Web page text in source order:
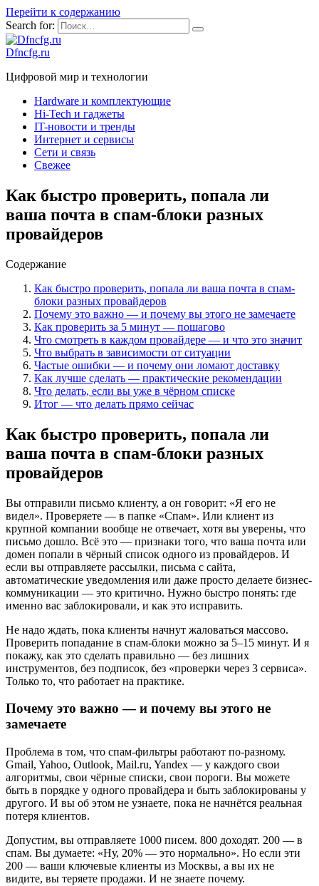
Перейти к содержанию
Search for:
Dfncfg.ru
Цифровой мир и технологии
Hardware и комплектующие
Hi-Tech и гаджеты
IT-новости и тренды
Интернет и сервисы
Сети и связь
Свежее
Как быстро проверить, попала ли
ваша почта в спам-блоки разных
провайдеров
Содержание
Как быстро проверить, попала ли ваша почта в спам-
блоки разных провайдеров
Почему это важно — и почему вы этого не замечаете
Как проверить за 5 минут — пошагово
Что смотреть в каждом провайдере — и что это значит
Что выбрать в зависимости от ситуации
Частые ошибки — и почему они ломают доставку
Как лучше сделать — практические рекомендации
Что делать, если вы уже в чёрном списке
Итог — что делать прямо сейчас
Как быстро проверить, попала ли
ваша почта в спам-блоки разных
провайдеров
Вы отправили письмо клиенту, а он говорит: «Я его не
видел». Проверяете — в папке «Спам». Или клиент из
крупной компании вообще не отвечает, хотя вы уверены, что
письмо дошло. Всё это — признаки того, что ваша почта или
домен попали в чёрный список одного из провайдеров. И
если вы отправляете рассылки, письма с сайта,
автоматические уведомления или даже просто делаете бизнес-
коммуникации — это критично. Нужно быстро понять: где
именно вас заблокировали, и как это исправить.
Не надо ждать, пока клиенты начнут жаловаться массово.
Проверить попадание в спам-блоки можно за 5–15 минут. И я
покажу, как это сделать правильно — без лишних
инструментов, без подписок, без «проверки через 3 сервиса».
Только то, что работает на практике.
Почему это важно — и почему вы этого не
замечаете
Проблема в том, что спам-фильтры работают по-разному.
Gmail, Yahoo, Outlook, Mail.ru, Yandex — у каждого свои
алгоритмы, свои чёрные списки, свои пороги. Вы можете
быть в порядке у одного провайдера и быть заблокированы у
другого. И вы об этом не узнаете, пока не начнётся реальная
потеря клиентов.
Допустим, вы отправляете 1000 писем. 800 доходят. 200 — в
спам. Вы думаете: «Ну, 20% — это нормально». Но если эти
200 — ваши ключевые клиенты из Москвы, а вы их не
видите, вы теряете продажи. И не знаете почему.